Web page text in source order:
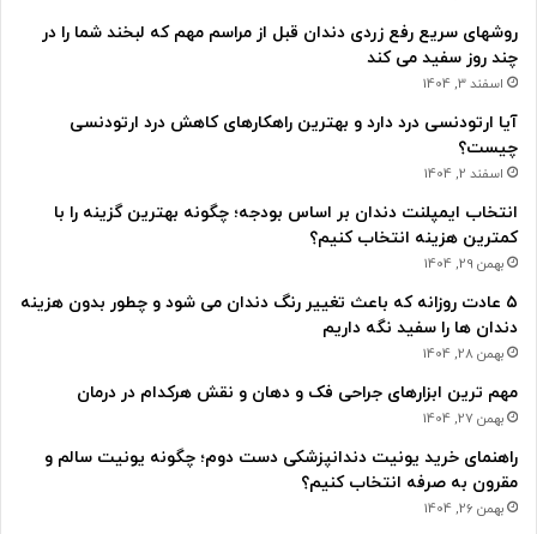
روشهای سریع رفع زردی دندان قبل از مراسم مهم که لبخند شما را در
چند روز سفید می کند
اسفند 3, 1404
آیا ارتودنسی درد دارد و بهترین راهکارهای کاهش درد ارتودنسی
چیست؟
اسفند 2, 1404
انتخاب ایمپلنت دندان بر اساس بودجه؛ چگونه بهترین گزینه را با
کمترین هزینه انتخاب کنیم؟
بهمن 29, 1404
۵ عادت روزانه که باعث تغییر رنگ دندان می شود و چطور بدون هزینه
دندان ها را سفید نگه داریم
بهمن 28, 1404
مهم ترین ابزارهای جراحی فک و دهان و نقش هرکدام در درمان
بهمن 27, 1404
راهنمای خرید یونیت دندانپزشکی دست دوم؛ چگونه یونیت سالم و
مقرون به صرفه انتخاب کنیم؟
بهمن 26, 1404